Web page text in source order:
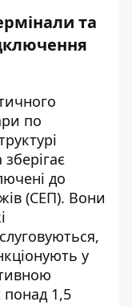
та
по
до
(СЕП). Вони
у
понад 1,5